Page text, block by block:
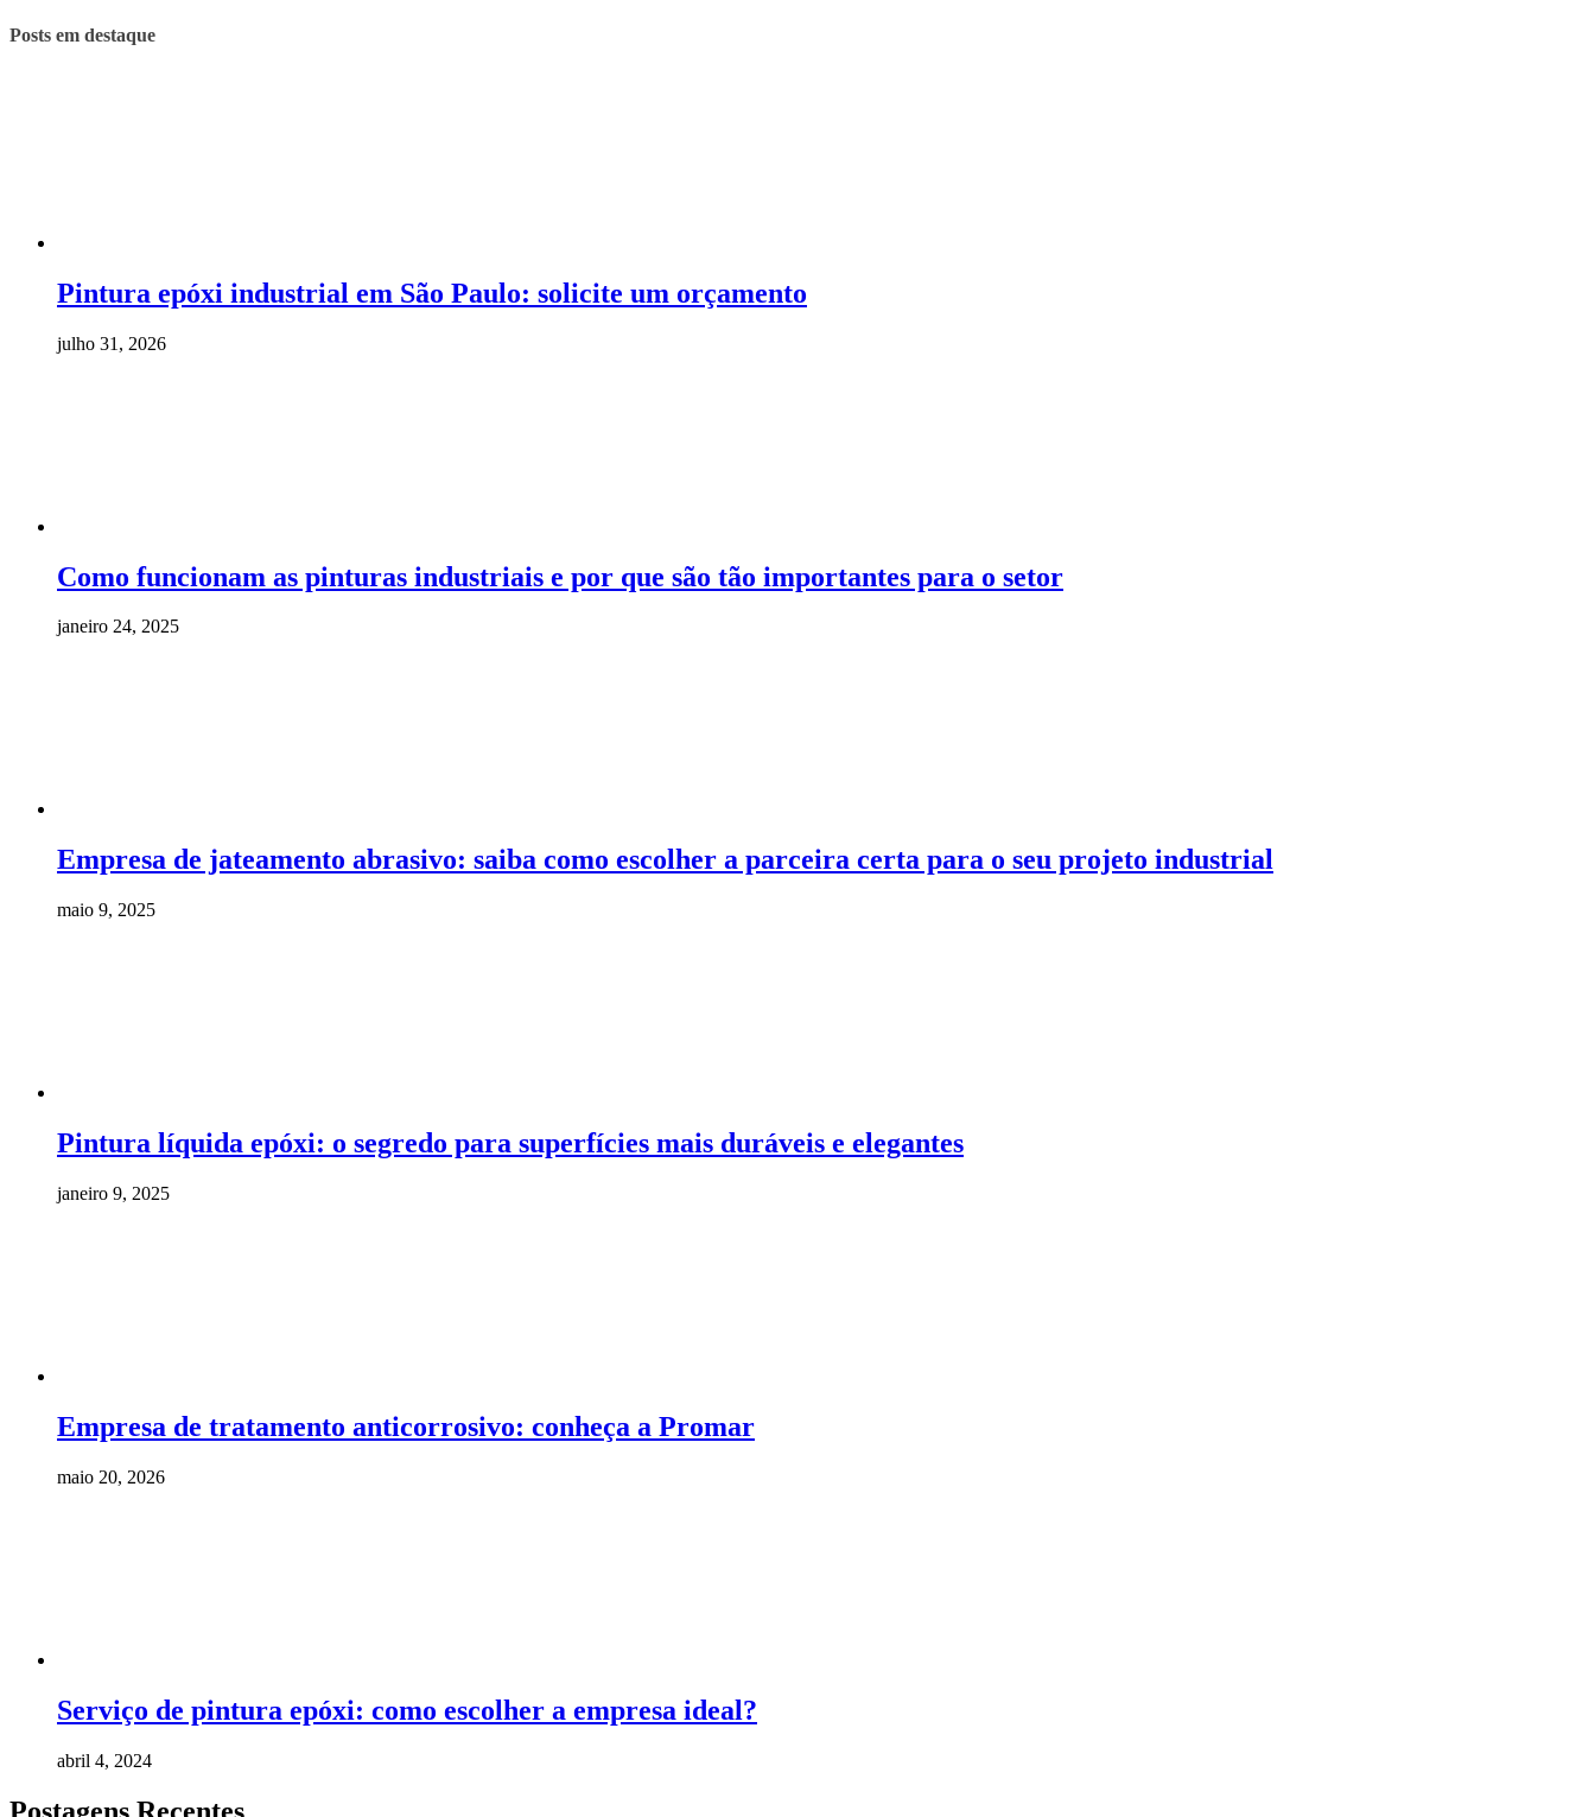
Posts em destaque
Pintura epóxi industrial em São Paulo: solicite um orçamento
julho 31, 2026
Como funcionam as pinturas industriais e por que são tão importantes para o setor
janeiro 24, 2025
Empresa de jateamento abrasivo: saiba como escolher a parceira certa para o seu projeto industrial
maio 9, 2025
Pintura líquida epóxi: o segredo para superfícies mais duráveis e elegantes
janeiro 9, 2025
Empresa de tratamento anticorrosivo: conheça a Promar
maio 20, 2026
Serviço de pintura epóxi: como escolher a empresa ideal?
abril 4, 2024
Postagens Recentes